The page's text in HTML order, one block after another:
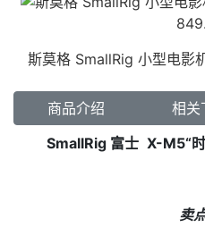
斯莫格 SmallRig 小型电影
商品介绍 相关
SmallRig 富士 X-M5“
卖